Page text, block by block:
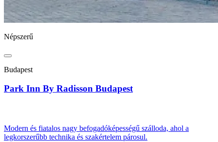
Népszerű
Budapest
Park Inn By Radisson Budapest
Modern és fiatalos nagy befogadóképességű szálloda, ahol a
legkorszerűbb technika és szakértelem párosul.